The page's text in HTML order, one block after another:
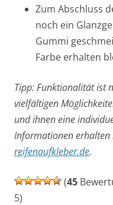
Zum Abschluss
noch ein
Gummi
Farbe erhalten
Tipp: Funktionalität ist
vielfältigen
und ihnen eine
Informationen erhalten
reifenaufkleber.de.
(45
5)